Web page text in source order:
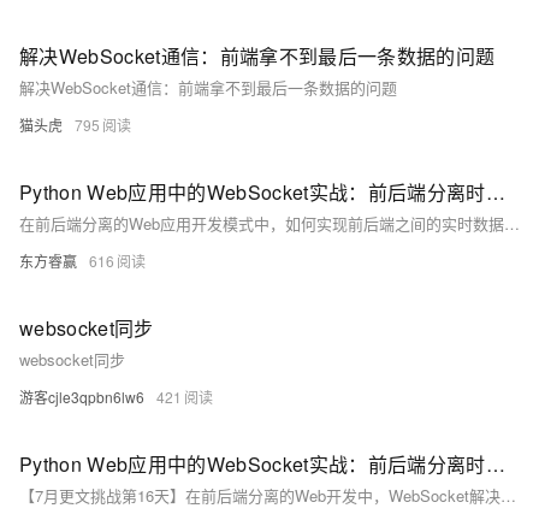
解决WebSocket通信：前端拿不到最后一条数据的问题
解决WebSocket通信：前端拿不到最后一条数据的问题
猫头虎 795
Python Web应用中的WebSocket实战：前后端分离时代的实时数据交换
在前后端分离的Web应用开发模式中，如何实现前后端之间的实时数据交换成为了一个重要议题。传统的轮询或长轮询方式在实时性、资源消耗和服务器压力方面存在明显不足，而WebSocket技术的出现则为这一问题提供了优雅的解决方案。本文将通过实战案例，详细介绍如何在Python Web应用中运用WebSocket技术，实现前后端之间的实时数据交换。
东方睿赢 616
websocket同步
websocket同步
游客cjle3qpbn6lw6 421
Python Web应用中的WebSocket实战：前后端分离时代的实时数据交换
【7月更文挑战第16天】在前后端分离的Web开发中，WebSocket解决了实时数据交换的问题。使用Python的Flask和Flask-SocketIO库，后端创建WebSocket服务，监听并广播消息。前端HTML通过JavaScript连接到服务器，发送并显示接收到的消息。WebSocket适用于实时通知、在线游戏等场景，提升应用的实时性和用户体验。通过实战案例，展示了如何实现这一功能。